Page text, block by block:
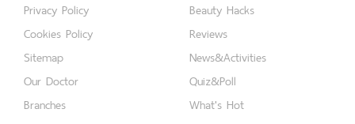
Privacy Policy
Cookies Policy
Sitemap
Our Doctor
Branches
Beauty Hacks
Reviews
News&Activities
Quiz&Poll
What's Hot